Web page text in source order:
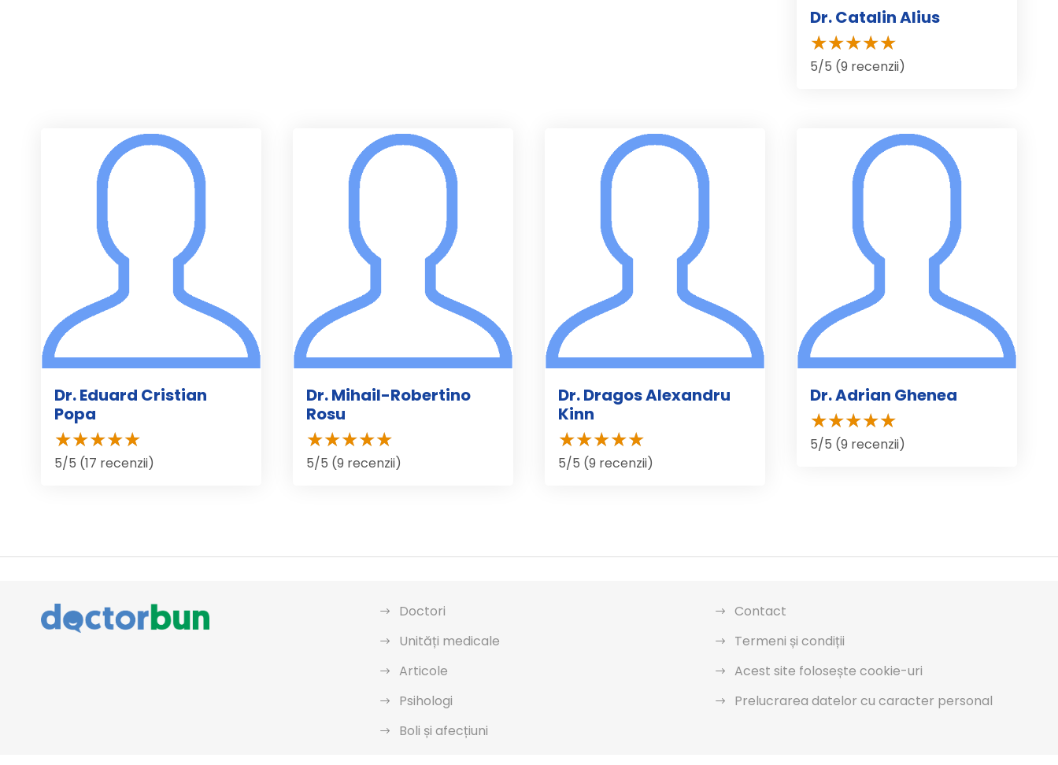
Dr. Catalin Alius
5/5 (9 recenzii)
Dr. Eduard Cristian
Popa
5/5 (17 recenzii)
Dr. Mihail-Robertino
Rosu
5/5 (9 recenzii)
Dr. Dragos Alexandru
Kinn
5/5 (9 recenzii)
Dr. Adrian Ghenea
5/5 (9 recenzii)
Doctori
Unități medicale
Articole
Psihologi
Boli și afecțiuni
Contact
Termeni și condiții
Acest site folosește cookie-uri
Prelucrarea datelor cu caracter personal